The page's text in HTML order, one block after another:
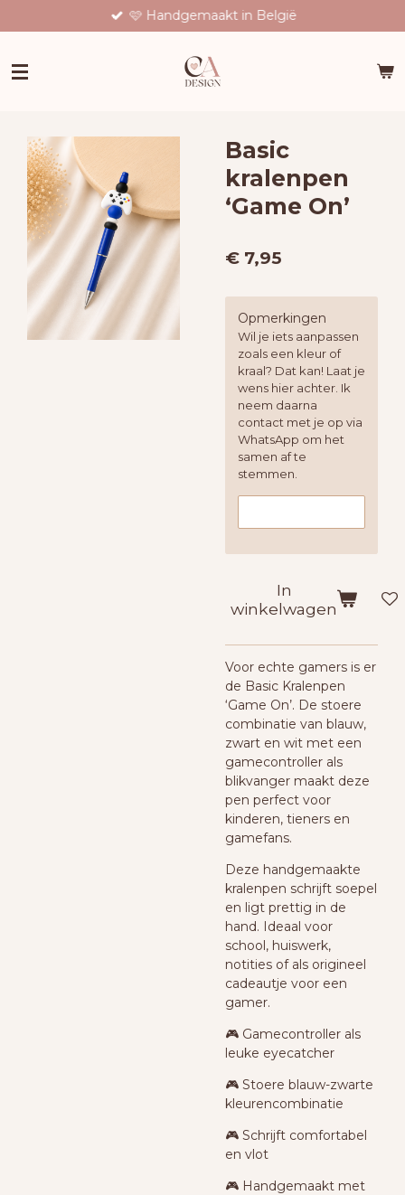
direct
de
🩷 Handgemaakt in België
Basic
kralenpen
‘Game On’
€ 7,95
Opmerkingen
Wil je iets aanpassen
zoals een kleur of
kraal? Dat kan! Laat je
wens hier achter. Ik
neem daarna
contact met je op via
WhatsApp om het
samen af te
stemmen.
In
winkelwagen
Voor echte gamers is er
de Basic Kralenpen
‘Game On’. De stoere
combinatie van blauw,
zwart en wit met een
gamecontroller als
blikvanger maakt deze
pen perfect voor
kinderen, tieners en
gamefans.
Deze handgemaakte
kralenpen schrijft soepel
en ligt prettig in de
hand. Ideaal voor
school, huiswerk,
notities of als origineel
cadeautje voor een
gamer.
🎮 Gamecontroller als
leuke eyecatcher
🎮 Stoere blauw-zwarte
kleurencombinatie
🎮 Schrijft comfortabel
en vlot
🎮 Handgemaakt met